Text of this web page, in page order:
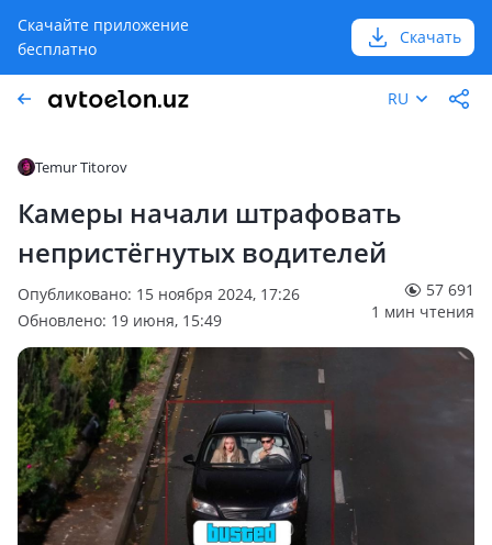
Скачайте приложение
бесплатно
Скачать
RU
Temur Titorov
Камеры начали штрафовать
непристёгнутых водителей
Опубликовано: 15 ноября 2024, 17:26
Обновлено: 19 июня, 15:49
57 691
1 мин чтения